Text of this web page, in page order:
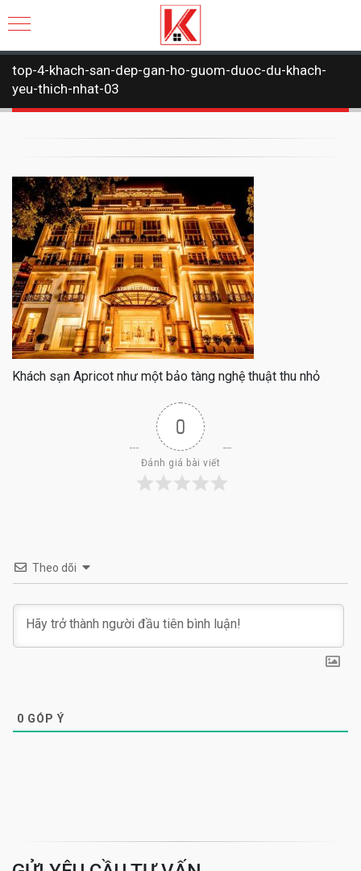
top-4-khach-san-dep-gan-ho-guom-duoc-du-khach-
yeu-thich-nhat-03
Khách sạn Apricot như một bảo tàng nghệ thuật thu nhỏ
0
Đánh giá bài viết
Theo dõi
0 GÓP Ý